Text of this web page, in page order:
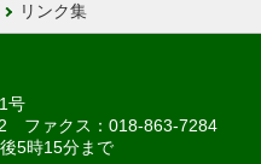
リンク集
号
ファクス：018-863-7284
5時15分まで